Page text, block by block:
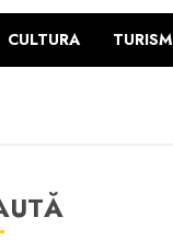
CULTURA TURISM